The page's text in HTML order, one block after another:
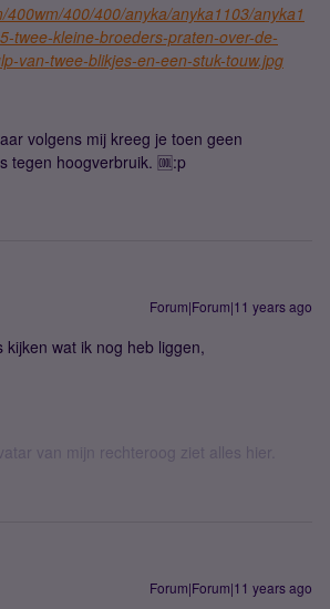
400/400/anyka/anyka1103/anyka1
twee-kleine-broeders-praten-over-de-
van-twee-blikjes-en-een-stuk-touw.jpg
volgens mij kreeg je toen geen
tegen hoogverbruik. 🆒:p
Forum|Forum|11 years ago
wat ik nog heb liggen,
van mijn rechteroog ziet alles hier.
Forum|Forum|11 years ago